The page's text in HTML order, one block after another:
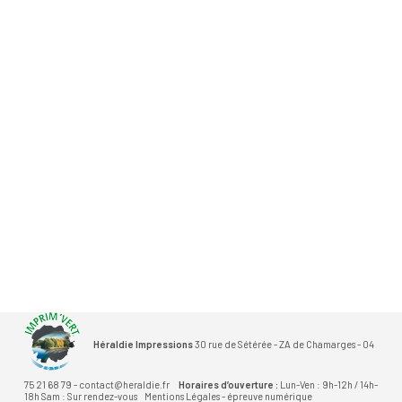
Héraldie Impressions30 rue de Sétérée - ZA de Chamarges - 04
75 21 68 79 - contact@heraldie.fr Horaires d’ouverture : Lun-Ven : 9h-12h / 14h-
18h Sam : Sur rendez-vous
Mentions Légales- épreuve numérique